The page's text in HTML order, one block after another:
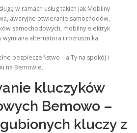
w ramach usług takich jak Mobilny
awaryjne otwieranie samochodów,
samochodowych, mobilny elektryk
wymiana alternatora i rozrusznika.
bezpieczeństwo – a Ty na spokój i
na Bemowie.
kluczyków
Bemowo –
kluczy z